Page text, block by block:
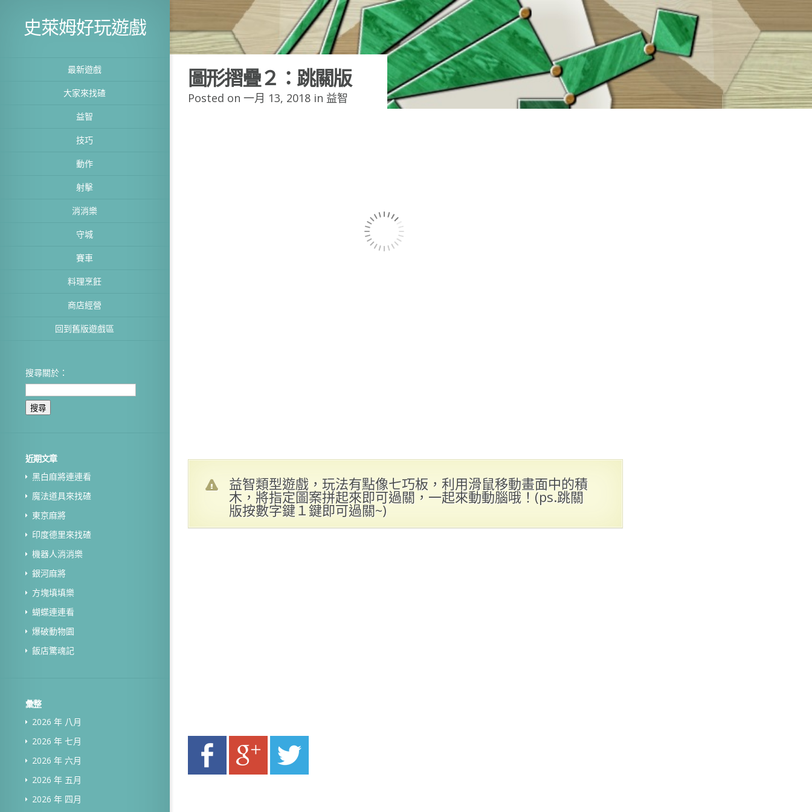
史萊姆好玩遊戲
最新遊戲
大家來找碴
益智
技巧
動作
射擊
消消樂
守城
賽車
料理烹飪
商店經營
回到舊版遊戲區
搜尋關於：
近期文章
黑白麻將連連看
魔法道具來找碴
東京麻將
印度德里來找碴
機器人消消樂
銀河麻將
方塊填填樂
蝴蝶連連看
爆破動物園
飯店驚魂記
彙整
2026 年 八月
2026 年 七月
2026 年 六月
2026 年 五月
2026 年 四月
圖形摺疊２：跳關版
Posted on 一月 13, 2018 in 益智
益智類型遊戲，玩法有點像七巧板，利用滑鼠移動畫面中的積
木，將指定圖案拼起來即可過關，一起來動動腦哦！(ps.跳關
版按數字鍵１鍵即可過關~)